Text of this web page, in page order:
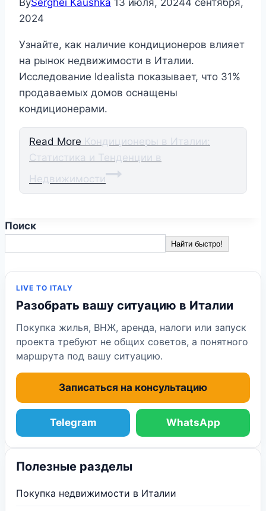
BySerghei Kaushka 13 июля, 20244 сентября,
2024
Узнайте, как наличие кондиционеров влияет
на рынок недвижимости в Италии.
Исследование Idealista показывает, что 31%
продаваемых домов оснащены
кондиционерами.
Read More Кондиционеры в Италии:
Статистика и Тенденции в
Недвижимости
Поиск
Найти быстро!
LIVE TO ITALY
Разобрать вашу ситуацию в Италии
Покупка жилья, ВНЖ, аренда, налоги или запуск
проекта требуют не общих советов, а понятного
маршрута под вашу ситуацию.
Записаться на консультацию
Telegram WhatsApp
Полезные разделы
Покупка недвижимости в Италии